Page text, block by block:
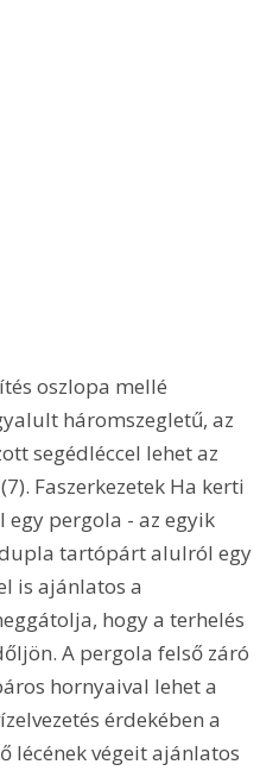
oszlopa mellé
háromszegletű, az
segédléccel lehet az
Faszerkezetek Ha kerti
pergola - az egyik
tartópárt alulról egy
is ajánlatos a
hogy a terhelés
A pergola felső záró
hornyaival lehet a
érdekében a
lécének végeit ajánlatos